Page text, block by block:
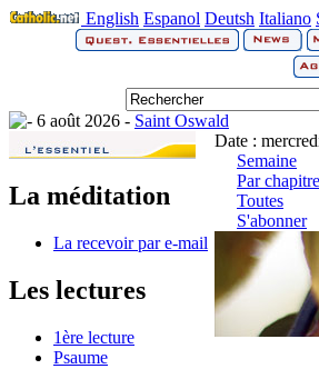
English Espanol Deutsh Italiano
6 août 2026 - Saint Oswald
La méditation
La recevoir par e-mail
Les lectures
1ère lecture
Psaume
Date :
Semaine
Par chapitre
Toutes
S'abonner